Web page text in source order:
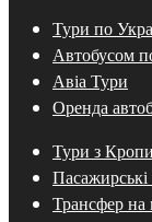
Тури по
Автобусом
Авіа Тури
Оренда
Тури з
Пасажирські
Трансфер на